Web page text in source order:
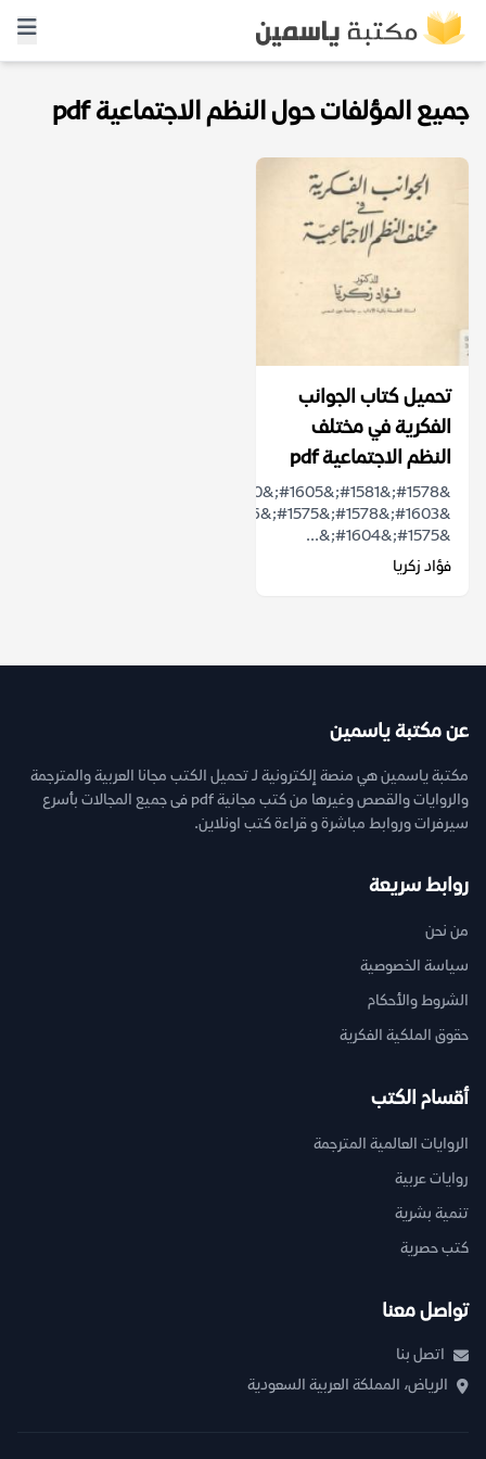
جميع المؤلفات حول النظم الاجتماعية pdf
تحميل كتاب الجوانب
الفكرية في مختلف
النظم الاجتماعية pdf
&#1575;&#1604;&...
فؤاد زكريا
عن مكتبة ياسمين
مكتبة ياسمين هي منصة إلكترونية لـ تحميل الكتب مجانا العربية والمترجمة
والروايات والقصص وغيرها من كتب مجانية pdf فى جميع المجالات بأسرع
سيرفرات وروابط مباشرة و قراءة كتب اونلاين.
روابط سريعة
من نحن
سياسة الخصوصية
الشروط والأحكام
حقوق الملكية الفكرية
أقسام الكتب
الروايات العالمية المترجمة
روايات عربية
تنمية بشرية
كتب حصرية
تواصل معنا
اتصل بنا
الرياض، المملكة العربية السعودية